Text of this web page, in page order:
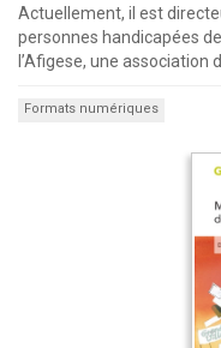
Actuellement, il est
personnes handicapées
l’Afigese, une association
Formats numériques